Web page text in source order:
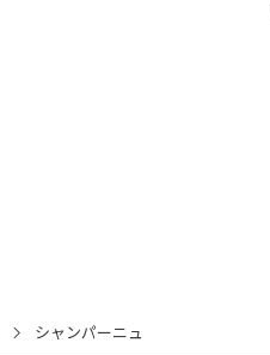
シャンパーニュ